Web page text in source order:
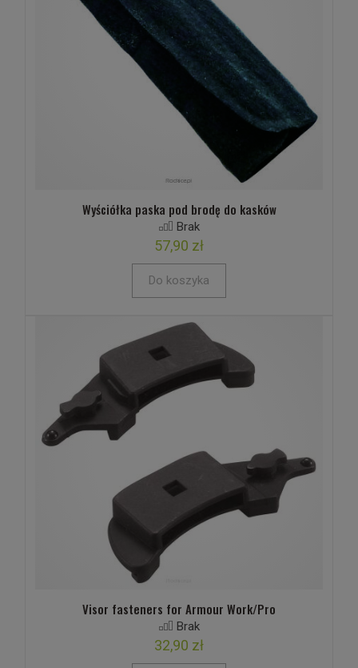
Wyściółka paska pod brodę do kasków
Brak
57,90 zł
Do koszyka
Visor fasteners for Armour Work/Pro
Brak
32,90 zł